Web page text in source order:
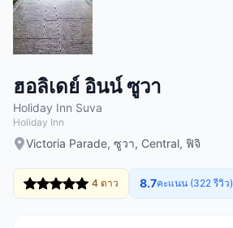
ฮอลิเดย์ อินน์ ซูวา
Holiday Inn Suva
Holiday Inn
Victoria Parade, ซูวา, Central, ฟิจิ
4 ดาว 8.7คะแนน (322 รีวิว)